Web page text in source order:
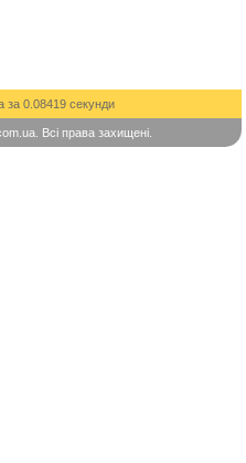
за 0.08419 секунди
Всі права захищені.